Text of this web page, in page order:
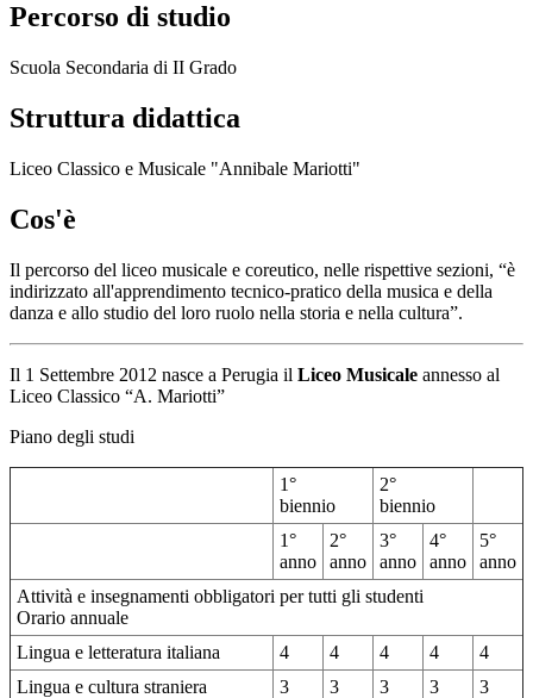
Percorso di studio
Scuola Secondaria di II Grado
Struttura didattica
Liceo Classico e Musicale "Annibale Mariotti"
Cos'è
Il percorso del liceo musicale e coreutico, nelle rispettive sezioni, “è
indirizzato all'apprendimento tecnico-pratico della musica e della
danza e allo studio del loro ruolo nella storia e nella cultura”.
Il 1 Settembre 2012 nasce a Perugia il Liceo Musicale annesso al
Liceo Classico “A. Mariotti”
Piano degli studi
1°
biennio
2°
biennio
1°
anno
2°
anno
3°
anno
4°
anno
5°
anno
Attività e insegnamenti obbligatori per tutti gli studenti
Orario annuale
Lingua e letteratura italiana
4 4 4 4
4
Lingua e cultura straniera
3 3 3 3
3